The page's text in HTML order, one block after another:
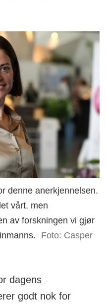
denne anerkjennelsen.
vårt, men
av forskningen vi gjør
Foto: Casper
dagens
godt nok for